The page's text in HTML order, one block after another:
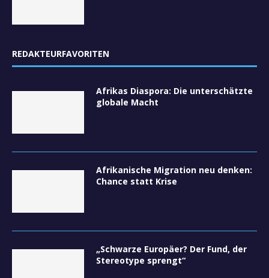
REDAKTEURFAVORITEN
Afrikas Diaspora: Die unterschätzte
globale Macht
Afrikanische Migration neu denken:
Chance statt Krise
„Schwarze Europäer? Der Fund, der
Stereotype sprengt“